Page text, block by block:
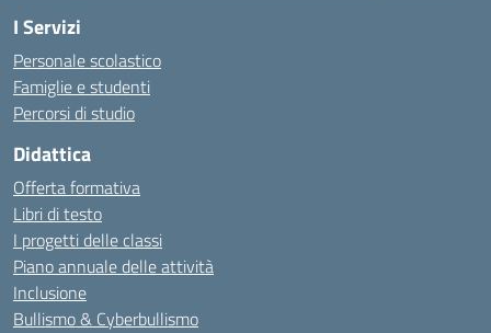
I Servizi
Personale scolastico
Famiglie e studenti
Percorsi di studio
Didattica
Offerta formativa
Libri di testo
I progetti delle classi
Piano annuale delle attività
Inclusione
Bullismo & Cyberbullismo